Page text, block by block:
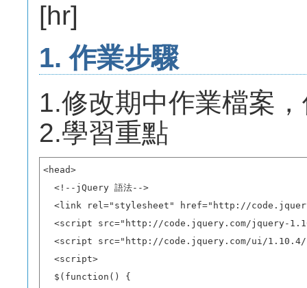
[hr]
1. 作業步驟
1.修改期中作業檔案
2.學習重點
<head>
  <!--jQuery 語法-->
<link rel="stylesheet" href="http://
<script src="http://code.jquery.com/jquery-
<script src="http://code.jquery.com/ui/
  <script>
  $(function() {